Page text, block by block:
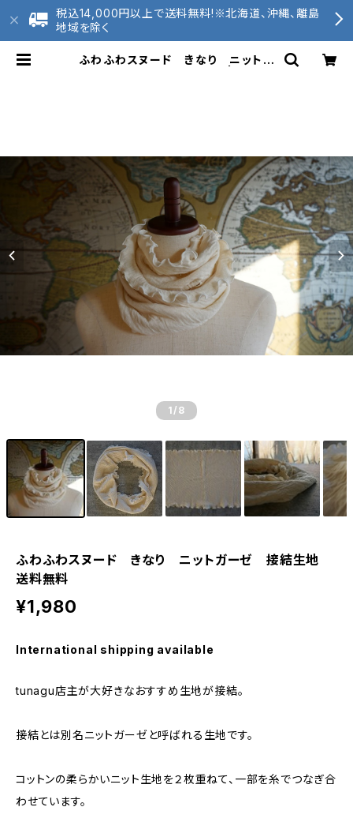
税込14,000円以上で送料無料!※北海道、沖縄、離島
地域を除く
ふわふわスヌード きなり ニットガ
1 /8
ふわふわスヌード きなり ニットガーゼ 接結生地
送料無料
¥1,980
International shipping available
tunagu店主が大好きなおすすめ生地が接結。
接結とは別名ニットガーゼと呼ばれる生地です。
コットンの柔らかいニット生地を２枚重ねて、一部を糸でつなぎ合
わせています。